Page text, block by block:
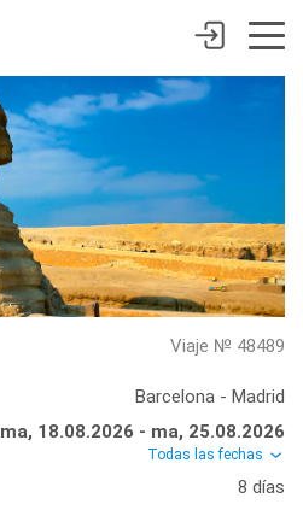
Viaje № 48489
Barcelona - Madrid
ma, 18.08.2026 - ma, 25.08.2026
Todas las fechas
8 días